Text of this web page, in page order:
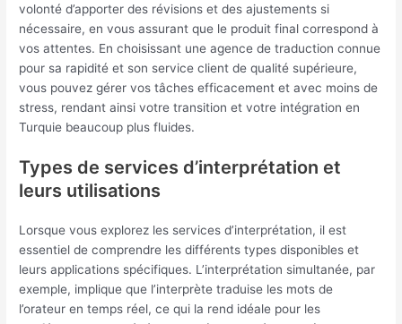
volonté d’apporter des révisions et des ajustements si
nécessaire, en vous assurant que le produit final correspond à
vos attentes. En choisissant une agence de traduction connue
pour sa rapidité et son service client de qualité supérieure,
vous pouvez gérer vos tâches efficacement et avec moins de
stress, rendant ainsi votre transition et votre intégration en
Turquie beaucoup plus fluides.
Types de services d’interprétation et
leurs utilisations
Lorsque vous explorez les services d’interprétation, il est
essentiel de comprendre les différents types disponibles et
leurs applications spécifiques. L’interprétation simultanée, par
exemple, implique que l’interprète traduise les mots de
l’orateur en temps réel, ce qui la rend idéale pour les